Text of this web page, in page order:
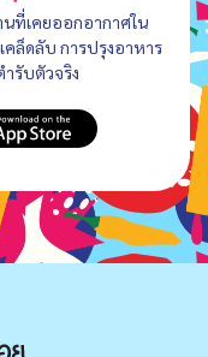
นที่เคยออกอากาศใน
ล็ดลับ การปรุงอาหาร
ำรับตัวจริง